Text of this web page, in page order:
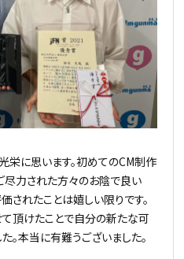
栄に思います。初めてのCM制作
尽力された方々のお陰で良い
されたことは嬉しい限りです。
頂けたことで自分の新たな可
。本当に有難うございました。